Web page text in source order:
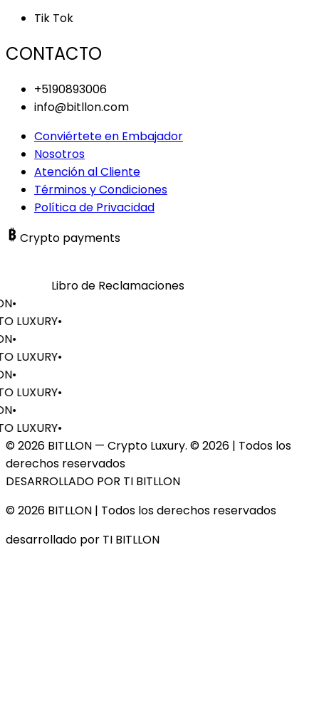
Tik Tok
CONTACTO
+5190893006
info@bitllon.com
Conviértete en Embajador
Nosotros
Atención al Cliente
Términos y Condiciones
Política de Privacidad
Crypto payments
Libro de Reclamaciones
•
LUXURY•
•
LUXURY•
•
LUXURY•
•
LUXURY•
© 2026 BITLLON — Crypto Luxury. ©2026 | Todos los
derechos reservados
DESARROLLADO POR TI BITLLON
© 2026 BITLLON | Todos los derechos reservados
desarrollado por TI BITLLON